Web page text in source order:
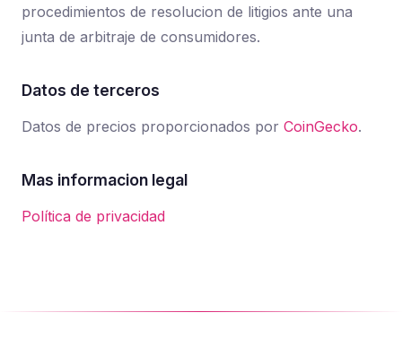
procedimientos de resolucion de litigios ante una
junta de arbitraje de consumidores.
Datos de terceros
Datos de precios proporcionados por CoinGecko.
Mas informacion legal
Política de privacidad